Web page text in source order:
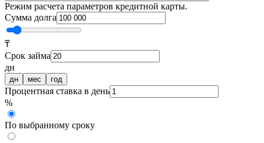
Режим расчета параметров кредитной карты.
Сумма долга
₸
Срок займа
дн
дн мес год
Процентная ставка в день
%
По выбранному сроку